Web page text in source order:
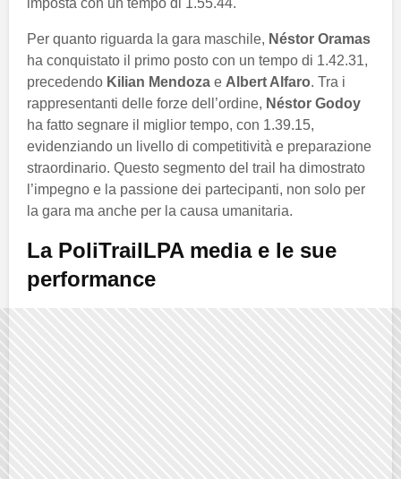
Per quanto riguarda la gara maschile, Néstor Oramas
ha conquistato il primo posto con un tempo di 1.42.31,
precedendo Kilian Mendoza e Albert Alfaro. Tra i
rappresentanti delle forze dell’ordine, Néstor Godoy
ha fatto segnare il miglior tempo, con 1.39.15,
evidenziando un livello di competitività e preparazione
straordinario. Questo segmento del trail ha dimostrato
l’impegno e la passione dei partecipanti, non solo per
la gara ma anche per la causa umanitaria.
La PoliTrailLPA media e le sue
performance